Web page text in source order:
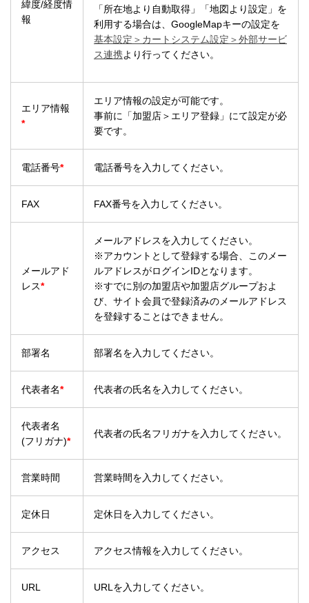
緯度/経度情
報
「所在地より自動取得」「地図より設定」を
利用する場合は、GoogleMapキーの設定を
基本設定＞カートシステム設定＞外部サービ
ス連携より行ってください。
エリア情報
*
エリア情報の設定が可能です。
事前に「加盟店＞エリア登録」にて設定が必
要です。
電話番号* 電話番号を入力してください。
FAX FAX番号を入力してください。
メールアド
レス*
メールアドレスを入力してください。
※アカウントとして登録する場合、このメー
ルアドレスがログインIDとなります。
※すでに別の加盟店や加盟店グループおよ
び、サイト会員で登録済みのメールアドレス
を登録することはできません。
部署名 部署名を入力してください。
代表者名* 代表者の氏名を入力してください。
代表者名
(フリガナ)*
代表者の氏名フリガナを入力してください。
営業時間 営業時間を入力してください。
定休日 定休日を入力してください。
アクセス アクセス情報を入力してください。
URL URLを入力してください。